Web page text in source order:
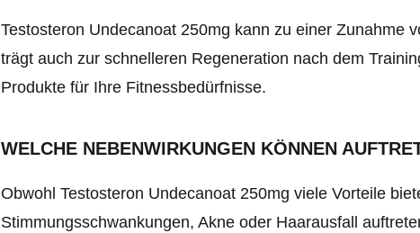
Testosteron Undecanoat 250mg kann zu einer Zunahme
trägt auch zur schnelleren Regeneration nach dem
Produkte für Ihre Fitnessbedürfnisse.
WELCHE NEBENWIRKUNGEN KÖNNEN
Obwohl Testosteron Undecanoat 250mg viele Vorteile
Stimmungsschwankungen, Akne oder Haarausfall